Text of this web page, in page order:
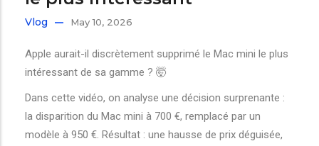
Vlog May 10, 2026
Apple aurait-il discrètement supprimé le Mac mini le plus
intéressant de sa gamme ? 🤯
Dans cette vidéo, on analyse une décision surprenante :
la disparition du Mac mini à 700 €, remplacé par un
modèle à 950 €. Résultat : une hausse de prix déguisée,